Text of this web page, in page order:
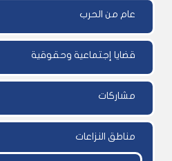
عام من الحرب
قضايا إجتماعية وحقوقية
مشاركات
مناطق النزاعات